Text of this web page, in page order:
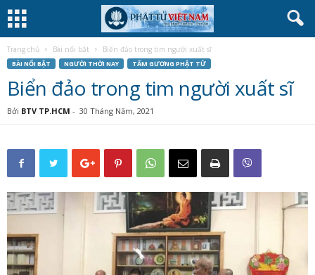
Trang chủ Bài nổi bật Biển đảo trong tim người xuất sĩ
BÀI NỔI BẬT NGƯỜI THỜI NAY TẤM GƯƠNG PHẬT TỬ
Biển đảo trong tim người xuất sĩ
Bởi BTV TP.HCM - 30 Tháng Năm, 2021